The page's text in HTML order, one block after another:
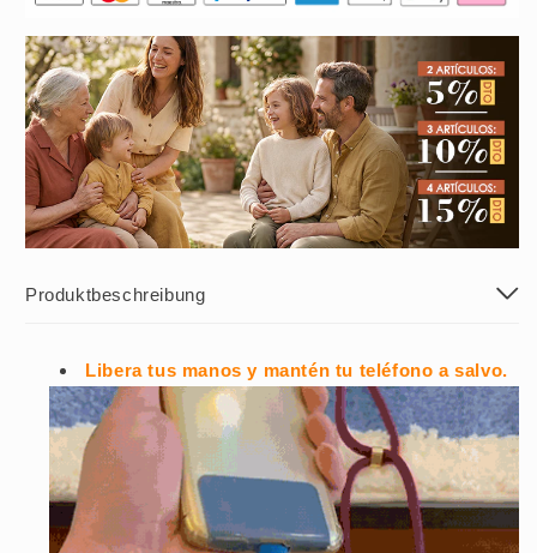
Produktbeschreibung
Libera tus manos y mantén tu teléfono a salvo.